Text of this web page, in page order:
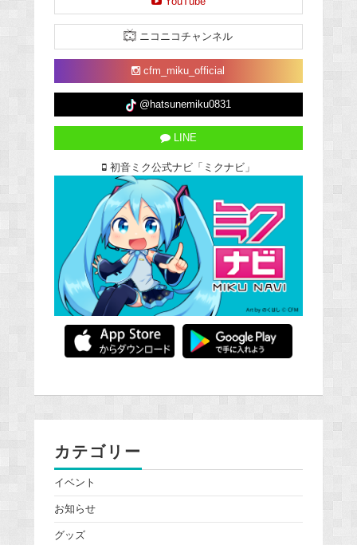
ニコニコチャンネル
cfm_miku_official
@hatsunemiku0831
LINE
初音ミク公式ナビ「ミクナビ」
カテゴリー
イベント
お知らせ
グッズ